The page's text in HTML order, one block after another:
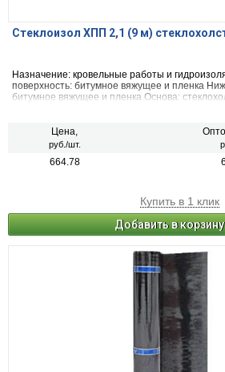
Стеклоизол ХПП 2,1 (9 м)
Назначение: кровельные работы и
поверхность: битумное вяжущее и пленка
битумное вяжущее и пленка Основа:
Цена,
руб./шт.
664.78
Купить в 1 клик
Добавить в корзину